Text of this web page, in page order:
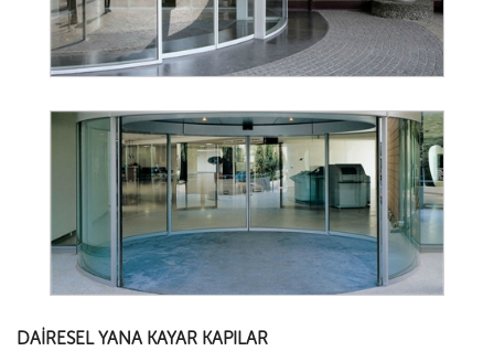
DAIRESEL YANA KAYAR KAPILAR